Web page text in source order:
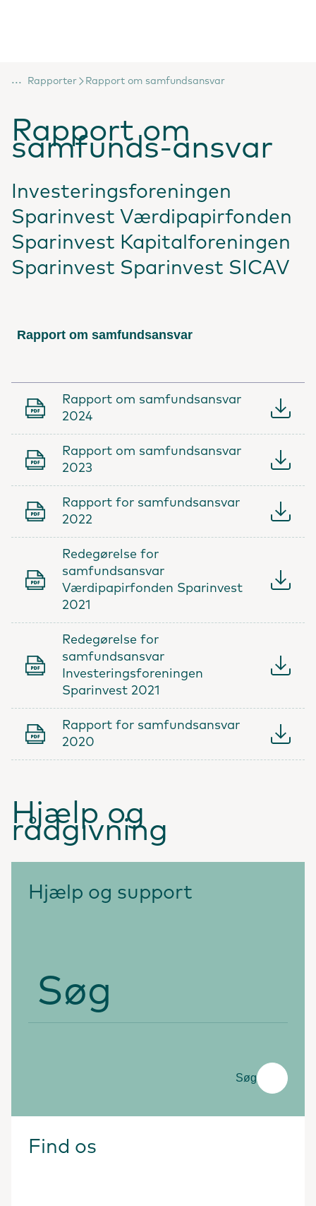
... Rapporter Rapport om samfundsansvar
Rapport om
samfunds-ansvar
Investeringsforeningen
Sparinvest Værdipapirfonden
Sparinvest Kapitalforeningen
Sparinvest Sparinvest SICAV
Rapport om samfundsansvar
Rapport om samfundsansvar
2024
Rapport om samfundsansvar
2023
Rapport for samfundsansvar
2022
Redegørelse for
samfundsansvar
Værdipapirfonden Sparinvest
2021
Redegørelse for
samfundsansvar
Investeringsforeningen
Sparinvest 2021
Rapport for samfundsansvar
2020
Hjælp og
rådgivning
Hjælp og support
Søg
Søg
Find os